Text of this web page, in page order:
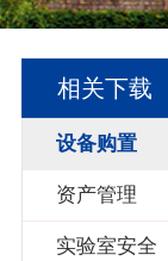
相关下载
设备购置
资产管理
实验室安全